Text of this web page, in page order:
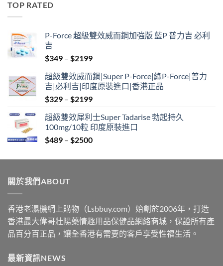
TOP RATED
P-Force 超級雙效威而鋼加強版 藍P 普力吉 必利
吉
$349 – $2199Price
$349
through
$2199
超級雙效威而鋼|Super P-Force|綠P-Force|普力
吉|必利吉|印度原裝進口|香港正品
$329 – $2199Price
$329
through
$2199
超級雙效犀利士Super Tadarise 勃起持久
100mg/10粒 印度原裝進口
$489 – $2500Price
$489
關於我們ABOUT
香港老濕機網上購物（Lsbbuy.com）始創於2006年，打造
香港最大偉哥壯陽藥情趣用品保健品網絡商城，保證所有產
品百分百正品，讓全香港有需要的客戶享受性福生活。
最新資訊NEWS